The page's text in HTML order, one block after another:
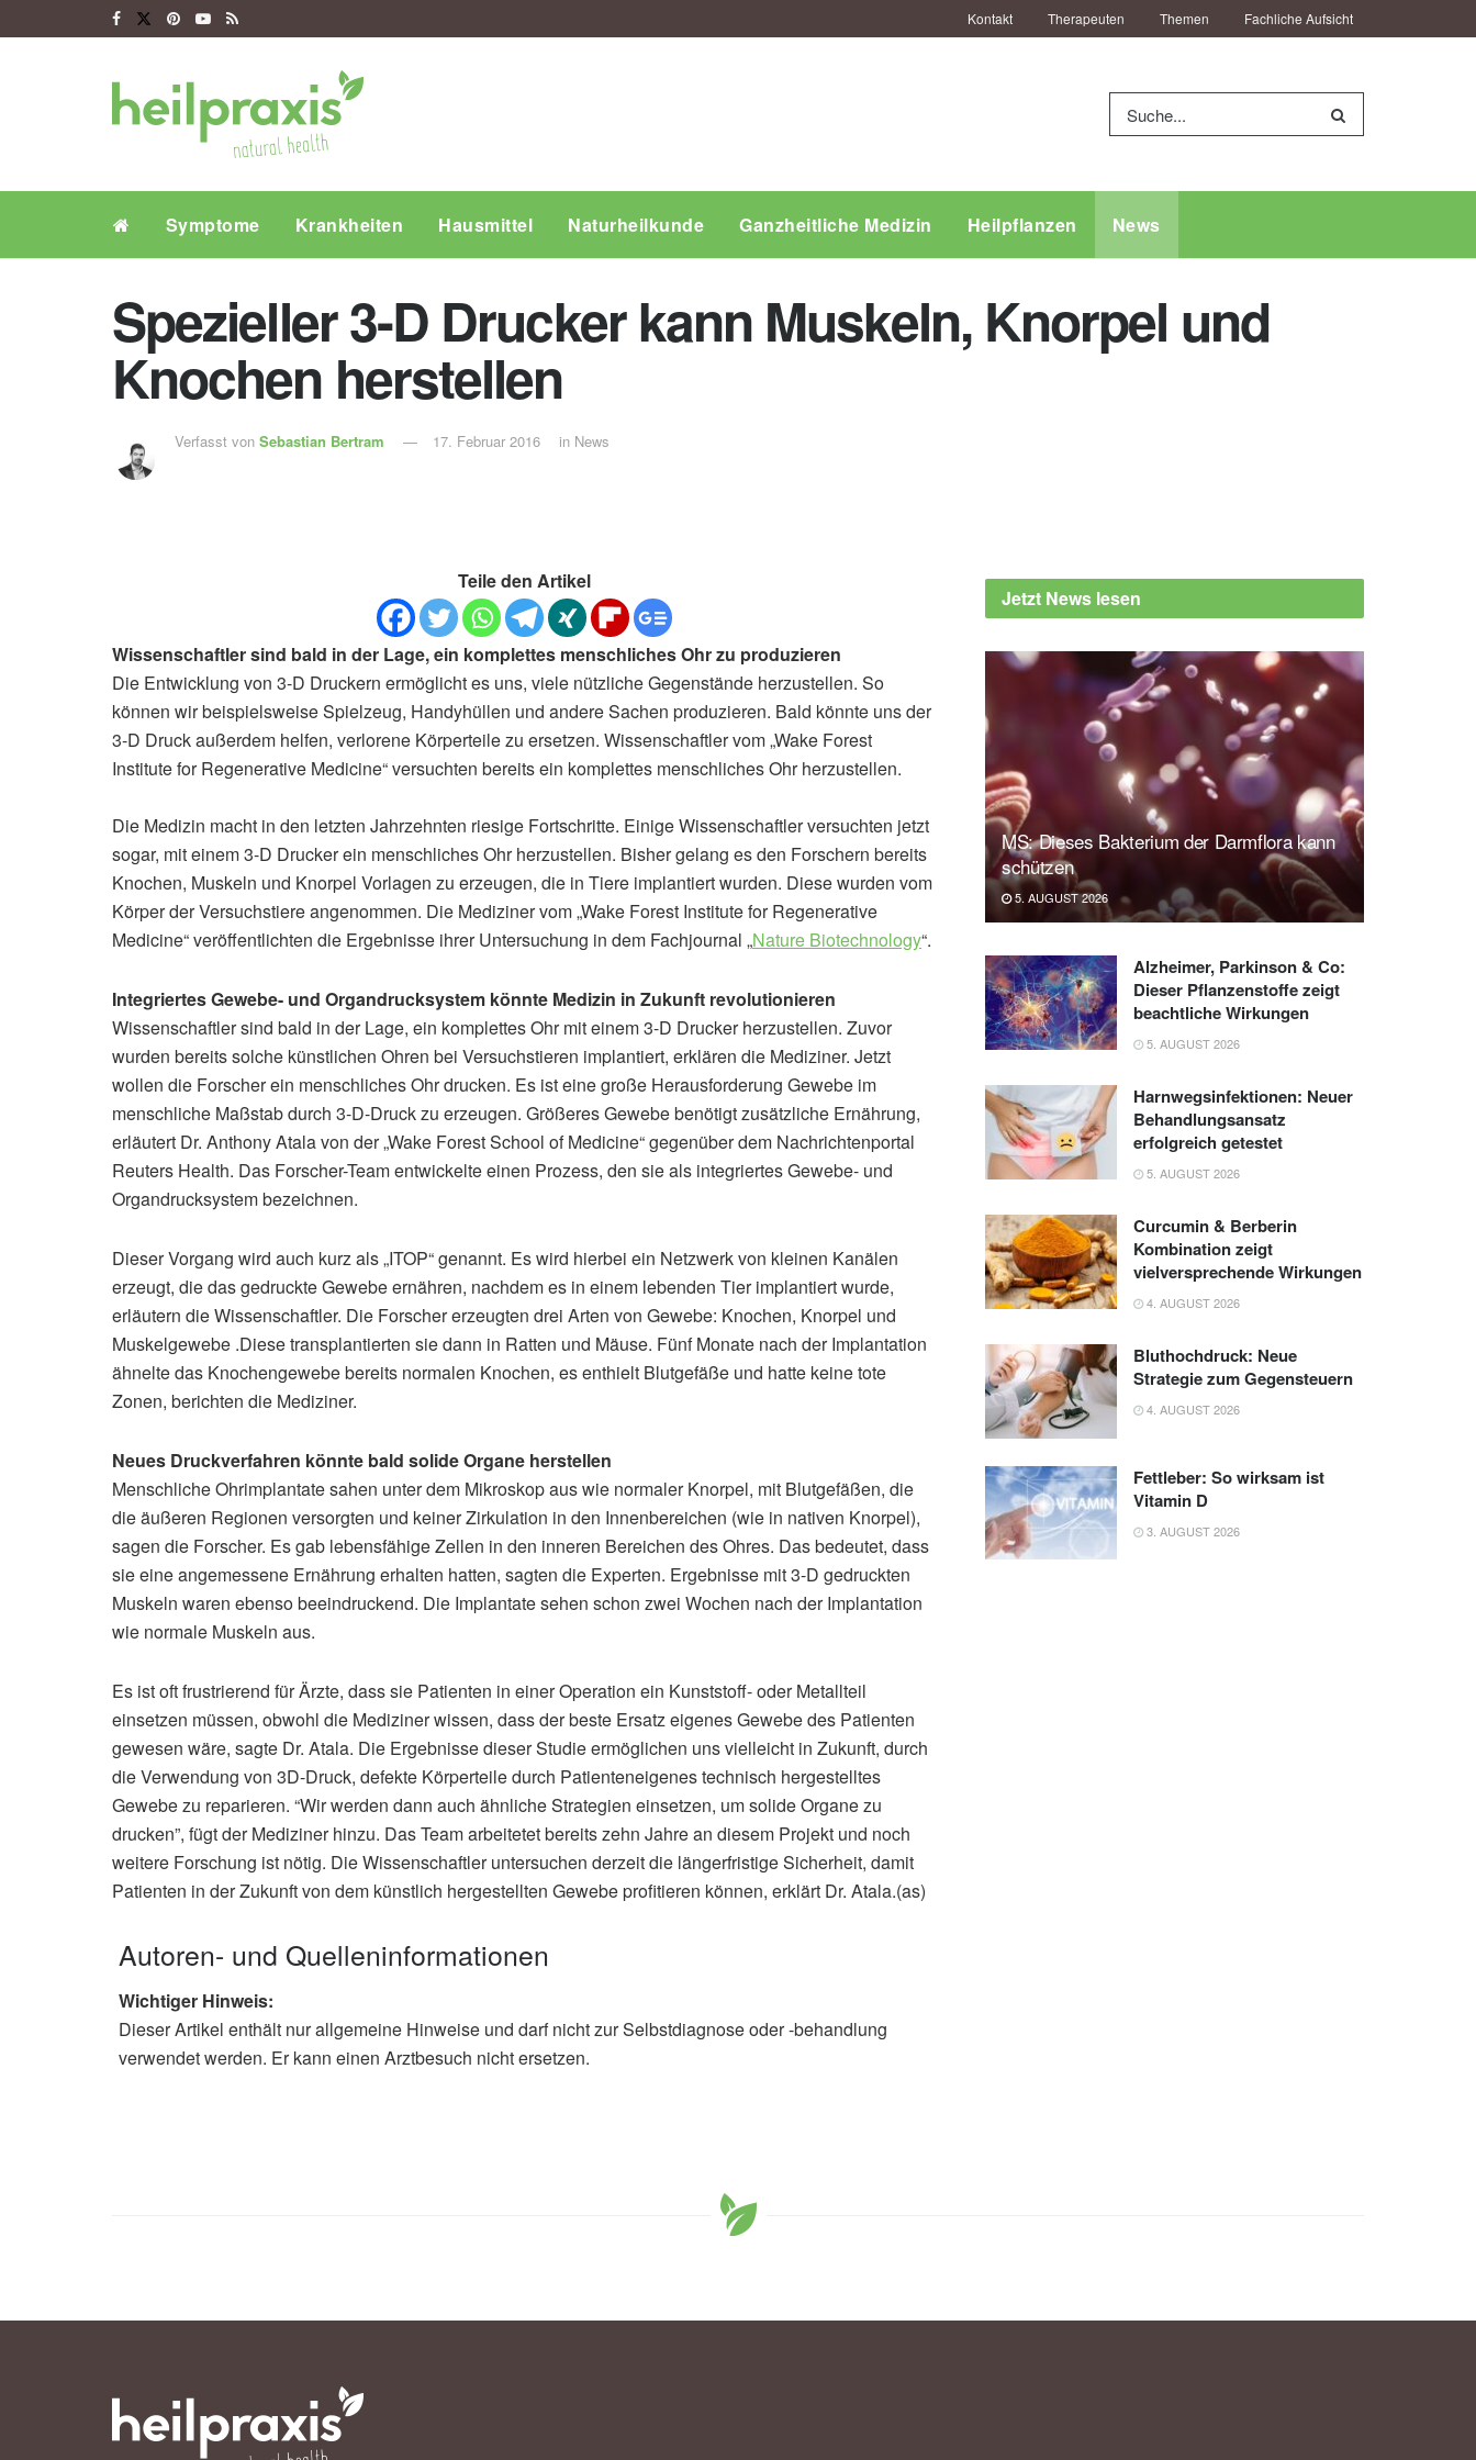
Kontakt Therapeuten Themen Fachliche Aufsicht
Symptome Krankheiten Hausmittel Naturheilkunde Ganzheitliche Medizin Heilpflanzen News
Spezieller 3-D Drucker kann Muskeln, Knorpel und
Knochen herstellen
Verfasst von Sebastian Bertram 17. Februar 2016 in News
Teile den Artikel
Wissenschaftler sind bald in der Lage, ein komplettes menschliches Ohr zu produzieren
Die Entwicklung von 3-D Druckern ermöglicht es uns, viele nützliche Gegenstände herzustellen. So
können wir beispielsweise Spielzeug, Handyhüllen und andere Sachen produzieren. Bald könnte uns der
3-D Druck außerdem helfen, verlorene Körperteile zu ersetzen. Wissenschaftler vom „Wake Forest
Institute for Regenerative Medicine“ versuchten bereits ein komplettes menschliches Ohr herzustellen.
Die Medizin macht in den letzten Jahrzehnten riesige Fortschritte. Einige Wissenschaftler versuchten jetzt
sogar, mit einem 3-D Drucker ein menschliches Ohr herzustellen. Bisher gelang es den Forschern bereits
Knochen, Muskeln und Knorpel Vorlagen zu erzeugen, die in Tiere implantiert wurden. Diese wurden vom
Körper der Versuchstiere angenommen. Die Mediziner vom „Wake Forest Institute for Regenerative
Medicine“ veröffentlichten die Ergebnisse ihrer Untersuchung in dem Fachjournal „Nature Biotechnology“.
Integriertes Gewebe- und Organdrucksystem könnte Medizin in Zukunft revolutionieren
Wissenschaftler sind bald in der Lage, ein komplettes Ohr mit einem 3-D Drucker herzustellen. Zuvor
wurden bereits solche künstlichen Ohren bei Versuchstieren implantiert, erklären die Mediziner. Jetzt
wollen die Forscher ein menschliches Ohr drucken. Es ist eine große Herausforderung Gewebe im
menschliche Maßstab durch 3-D-Druck zu erzeugen. Größeres Gewebe benötigt zusätzliche Ernährung,
erläutert Dr. Anthony Atala von der „Wake Forest School of Medicine“ gegenüber dem Nachrichtenportal
Reuters Health. Das Forscher-Team entwickelte einen Prozess, den sie als integriertes Gewebe- und
Organdrucksystem bezeichnen.
Dieser Vorgang wird auch kurz als „ITOP“ genannt. Es wird hierbei ein Netzwerk von kleinen Kanälen
erzeugt, die das gedruckte Gewebe ernähren, nachdem es in einem lebenden Tier implantiert wurde,
erläutern die Wissenschaftler. Die Forscher erzeugten drei Arten von Gewebe: Knochen, Knorpel und
Muskelgewebe .Diese transplantierten sie dann in Ratten und Mäuse. Fünf Monate nach der Implantation
ähnelte das Knochengewebe bereits normalen Knochen, es enthielt Blutgefäße und hatte keine tote
Zonen, berichten die Mediziner.
Neues Druckverfahren könnte bald solide Organe herstellen
Menschliche Ohrimplantate sahen unter dem Mikroskop aus wie normaler Knorpel, mit Blutgefäßen, die
die äußeren Regionen versorgten und keiner Zirkulation in den Innenbereichen (wie in nativen Knorpel),
sagen die Forscher. Es gab lebensfähige Zellen in den inneren Bereichen des Ohres. Das bedeutet, dass
sie eine angemessene Ernährung erhalten hatten, sagten die Experten. Ergebnisse mit 3-D gedruckten
Muskeln waren ebenso beeindruckend. Die Implantate sehen schon zwei Wochen nach der Implantation
wie normale Muskeln aus.
Es ist oft frustrierend für Ärzte, dass sie Patienten in einer Operation ein Kunststoff- oder Metallteil
einsetzen müssen, obwohl die Mediziner wissen, dass der beste Ersatz eigenes Gewebe des Patienten
gewesen wäre, sagte Dr. Atala. Die Ergebnisse dieser Studie ermöglichen uns vielleicht in Zukunft, durch
die Verwendung von 3D-Druck, defekte Körperteile durch Patienteneigenes technisch hergestelltes
Gewebe zu reparieren. “Wir werden dann auch ähnliche Strategien einsetzen, um solide Organe zu
drucken”, fügt der Mediziner hinzu. Das Team arbeitetet bereits zehn Jahre an diesem Projekt und noch
weitere Forschung ist nötig. Die Wissenschaftler untersuchen derzeit die längerfristige Sicherheit, damit
Patienten in der Zukunft von dem künstlich hergestellten Gewebe profitieren können, erklärt Dr. Atala.(as)
Autoren- und Quelleninformationen
Wichtiger Hinweis:
Dieser Artikel enthält nur allgemeine Hinweise und darf nicht zur Selbstdiagnose oder -behandlung
verwendet werden. Er kann einen Arztbesuch nicht ersetzen.
Jetzt News lesen
MS: Dieses Bakterium der Darmflora kann
schützen
5. AUGUST 2026
Alzheimer, Parkinson & Co:
Dieser Pflanzenstoffe zeigt
beachtliche Wirkungen
5. AUGUST 2026
Harnwegsinfektionen: Neuer
Behandlungsansatz
erfolgreich getestet
5. AUGUST 2026
Curcumin & Berberin
Kombination zeigt
vielversprechende Wirkungen
4. AUGUST 2026
Bluthochdruck: Neue
Strategie zum Gegensteuern
4. AUGUST 2026
Fettleber: So wirksam ist
Vitamin D
3. AUGUST 2026